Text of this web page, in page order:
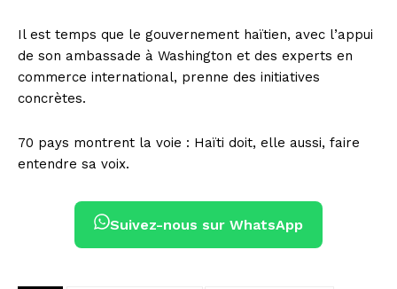
Il est temps que le gouvernement haïtien, avec l’appui
de son ambassade à Washington et des experts en
commerce international, prenne des initiatives
concrètes.
70 pays montrent la voie : Haïti doit, elle aussi, faire
entendre sa voix.
Suivez-nous sur WhatsApp